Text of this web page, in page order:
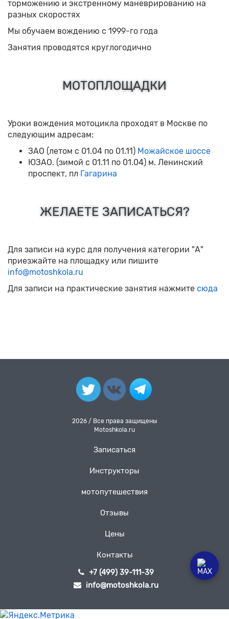
торможению и экстренному маневрированию на
разных скоростях
Мы обучаем вождению с 1999-го года
Занятия проводятся круглогодично
МОТОПЛОЩАДКИ
Уроки вождения мотоцикла проходят в Москве по
следующим адресам:
ЗАО (летом с 01.04 по 01.11) Можайское шоссе
ЮЗАО. (зимой с 01.11 по 01.04) м. Ленинский
проспект, пл Гагарина
ЖЕЛАЕТЕ ЗАПИСАТЬСЯ?
Для записи на курс для получения категории "А"
приезжайте на площадку или пишите
info@motoshkola.ru
Для записи на практические занятия нажмите сюда
2026 / Все права защищены
Motoshkola.ru
Записаться
Инструкторы
мотопутешествия
Отзывы
Цены
Контакты
+7 (499) 39-111-39
info@motoshkola.ru